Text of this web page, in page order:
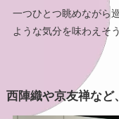
一つひとつ眺めながら
ような気分を味わえそ
西陣織や京友禅など